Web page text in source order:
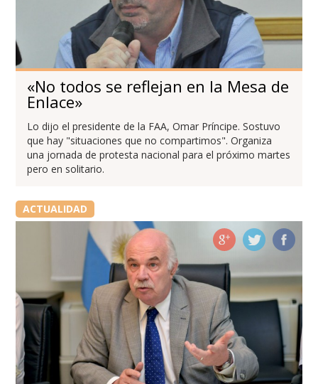
«No todos se reflejan en la Mesa de
Enlace»
Lo dijo el presidente de la FAA, Omar Príncipe. Sostuvo
que hay "situaciones que no compartimos". Organiza
una jornada de protesta nacional para el próximo martes
pero en solitario.
ACTUALIDAD